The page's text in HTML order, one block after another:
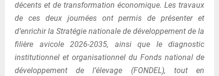
décents et de transformation économique. Les travaux
de ces deux journées ont permis de présenter et
d’enrichir la Stratégie nationale de développement de la
filière avicole 2026-2035, ainsi que le diagnostic
institutionnel et organisationnel du Fonds national de
développement de l’élevage (FONDEL), tout en